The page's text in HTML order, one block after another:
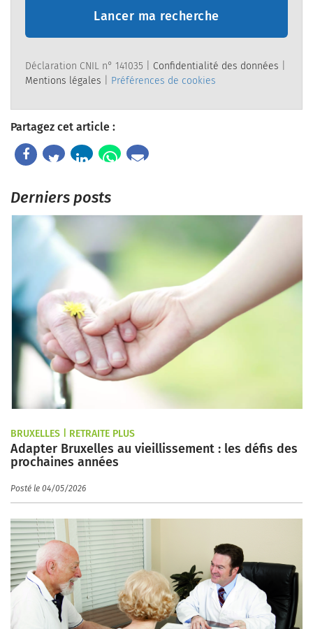
Lancer ma recherche
Déclaration CNIL n° 141035 | Confidentialité des données
Mentions légales
Préférences de cookies
Partagez cet article :
Derniers posts
BRUXELLES | RETRAITE PLUS
Adapter Bruxelles au vieillissement : les défis des
prochaines années
Posté le 04/05/2026